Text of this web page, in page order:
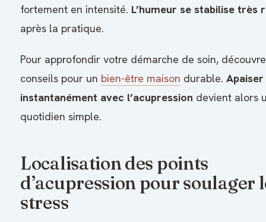
fortement en intensité. L’humeur se stabilise très
après la pratique.
Pour approfondir votre démarche de soin,
conseils pour un bien-être maison durable.
instantanément avec l’acupression devient alors
quotidien simple.
Localisation des points
d’acupression pour soulager
stress